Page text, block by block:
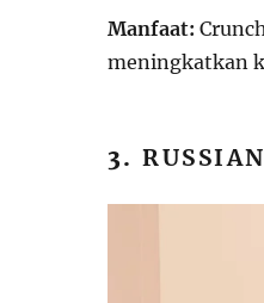
Manfaat:
meningkatkan
3.